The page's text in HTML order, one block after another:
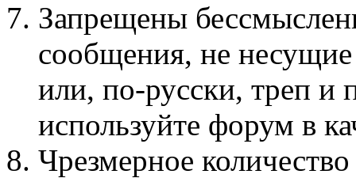
Запрещены
сообщения, не
или, по-русски, треп
используйте форум в
Чpезмеpное